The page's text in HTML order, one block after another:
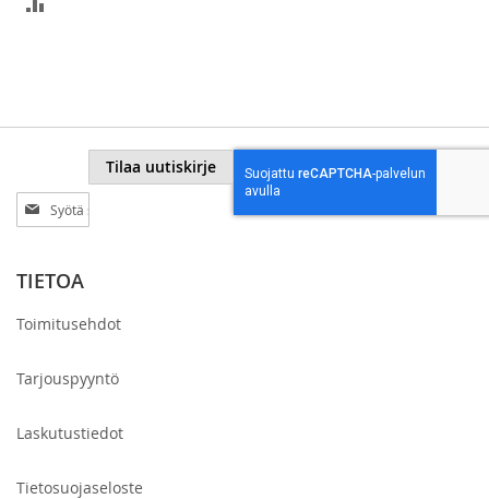
Tilaa
uutiskirjeemme:
Tilaa uutiskirje
TIETOA
Toimitusehdot
Tarjouspyyntö
Laskutustiedot
Tietosuojaseloste